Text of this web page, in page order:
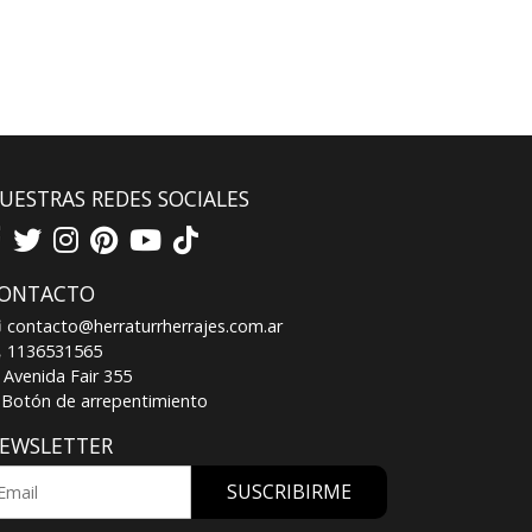
REDES SOCIALES
contacto@herraturrherrajes.com.ar
1136531565
Avenida Fair 355
Botón de arrepentimiento
SUSCRIBIRME